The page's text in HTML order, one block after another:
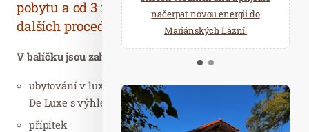
pobytu a od 3 nocí i 20% sleva na dokup
dalších procedur. Rezervujte nyní!
V balíčku jsou zahrnuty následující služby (pro osobu):
ubytování v luxusním nově zrekonstruovaném pokoji
De Luxe s výhledem na město
přípitek
načerpat novou energii do
Mariánských Lázní.
Několik druhů saun a různé
možnosti ochlazení.